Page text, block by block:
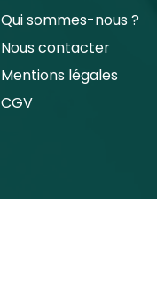
Qui sommes-nous ?
Nous contacter
Mentions légales
CGV